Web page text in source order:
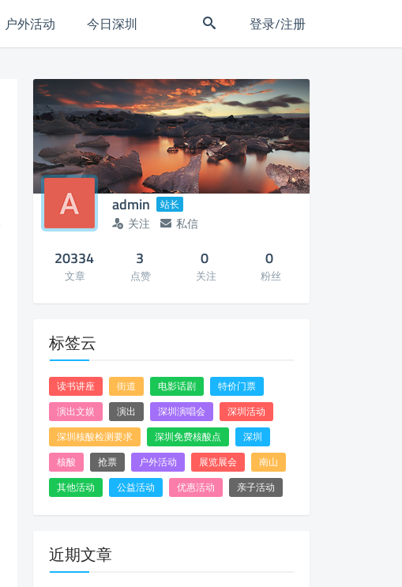
户外活动 今日深圳 登录/注册
admin 站长
关注 私信
20334
文章
3
点赞
0
关注
0
粉丝
标签云
读书讲座 街道 电影话剧
特价门票
演出文娱
演出 深圳演唱会
深圳活动
深圳核酸检测要求
深圳免费核酸点
深圳
核酸
抢票 户外活动 展览展会
南山
其他活动
公益活动 优惠活动 亲子活动
近期文章